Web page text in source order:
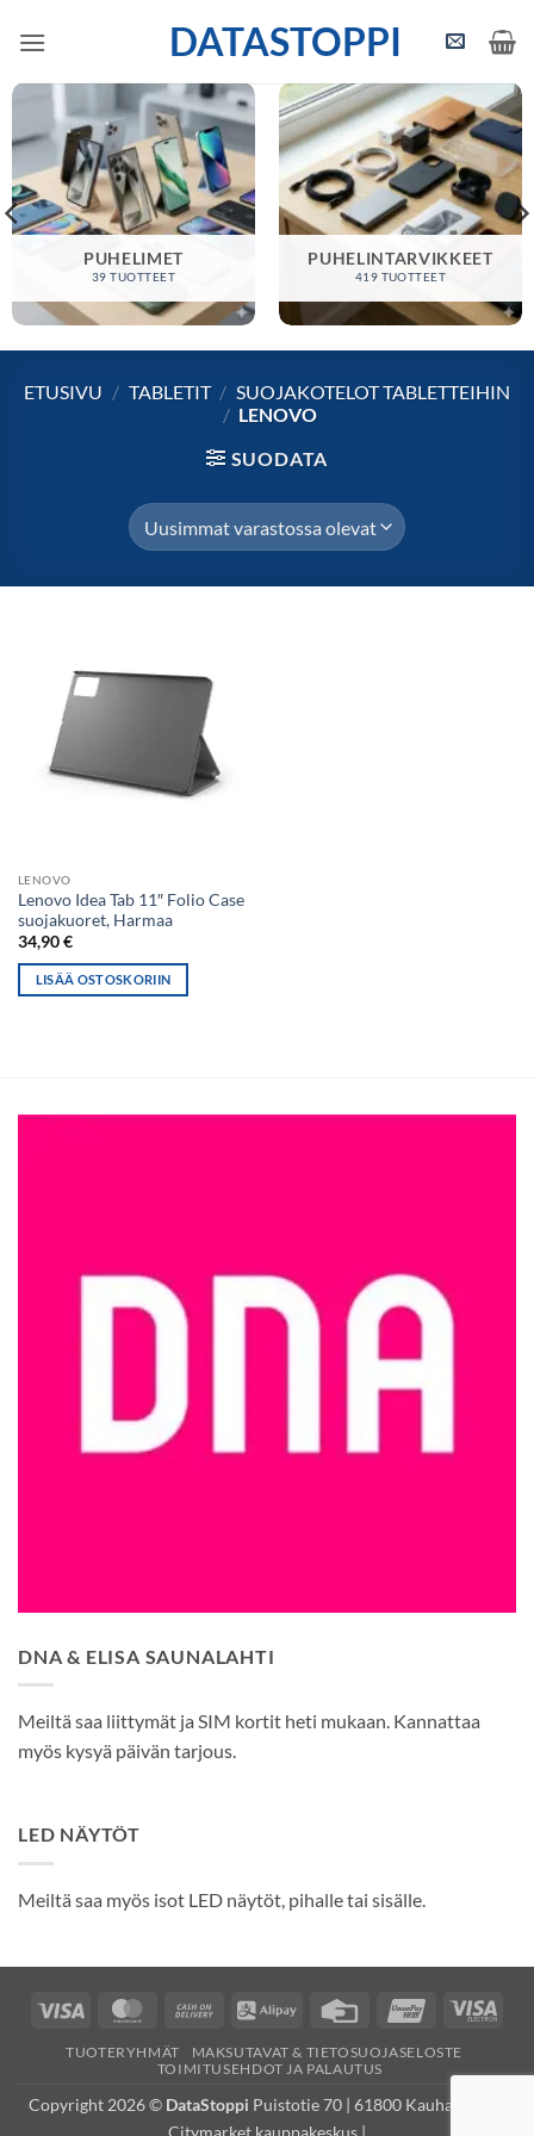
DATASTOPPI
PUHELIMET
39 TUOTTEET
PUHELINTARVIKKEET
419 TUOTTEET
ETUSIVU / TABLETIT / SUOJAKOTELOT TABLETTEIHIN
/ LENOVO
SUODATA
LENOVO
Lenovo Idea Tab 11″ Folio Case
suojakuoret, Harmaa
34,90€
LISÄÄ OSTOSKORIIN
DNA & ELISA SAUNALAHTI
Meiltä saa liittymät ja SIM kortit heti mukaan. Kannattaa
myös kysyä päivän tarjous.
LED NÄYTÖT
Meiltä saa myös isot LED näytöt, pihalle tai sisälle.
Visa MasterCardCash
Delivery
Alipay
Credit
UnionPayVisa
TUOTERYHMÄT
MAKSUTAVAT & TIETOSUOJASELOSTE
TOIMITUSEHDOT JA PALAUTUS
Copyright 2026 © DataStoppi Puistotie 70 | 61800 Kauhajoki (K-
Citymarket kauppakeskus |